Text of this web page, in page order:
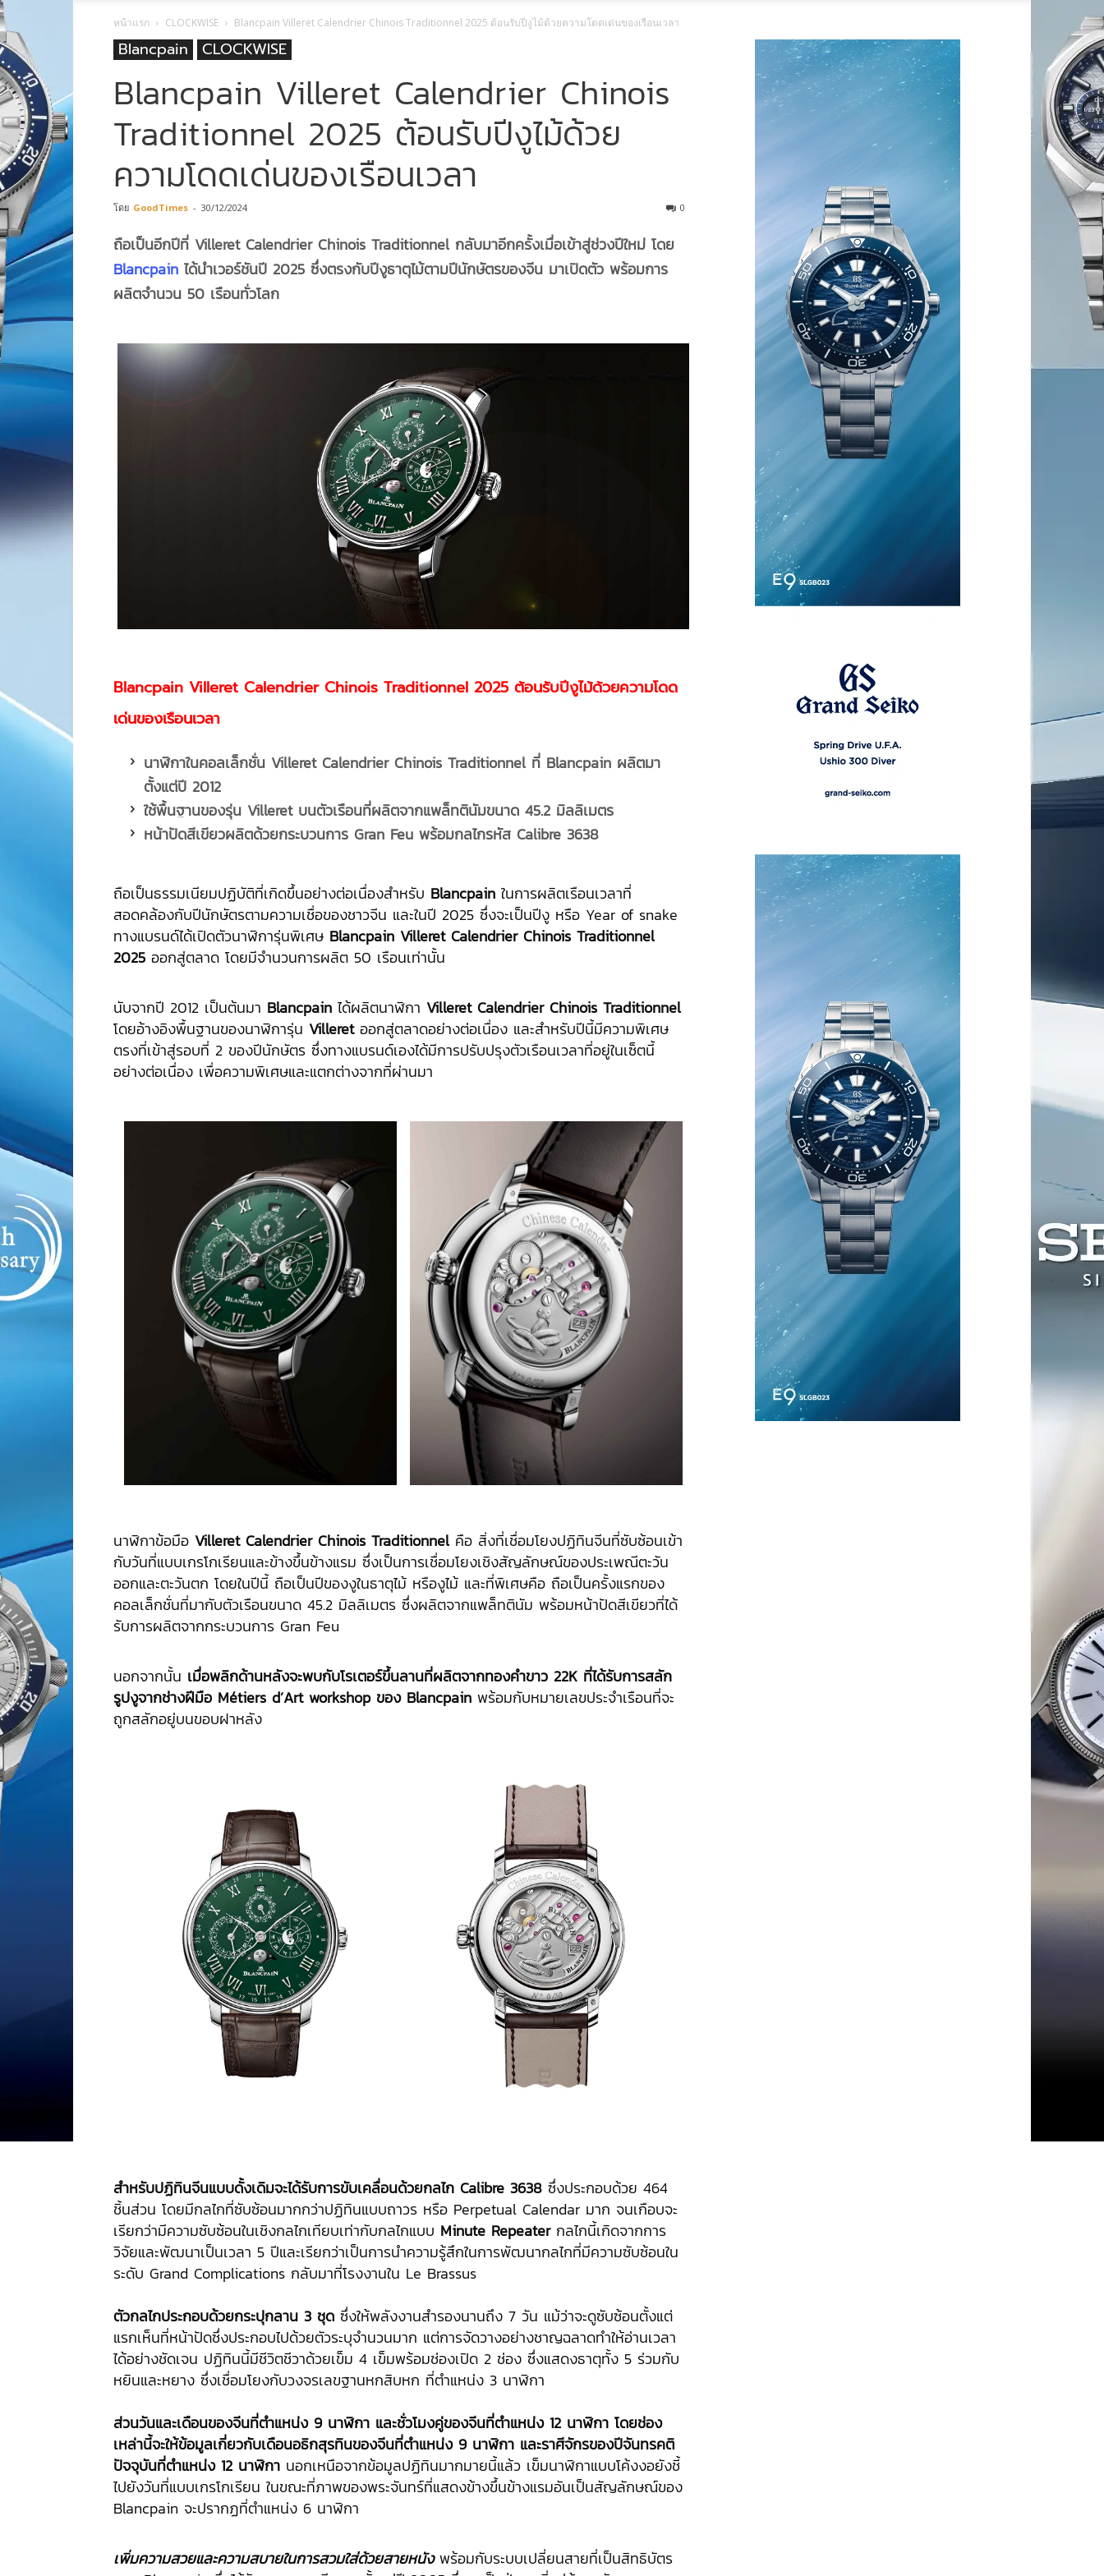
หน้าแรก CLOCKWISE Blancpain Villeret Calendrier Chinois Traditionnel 2025 ต้อนรับปีงูไม้ด้วยความโดดเด่นของเรือนเวลา
Blancpain CLOCKWISE
Blancpain Villeret Calendrier Chinois
Traditionnel 2025 ต้อนรับปีงูไม้ด้วย
ความโดดเด่นของเรือนเวลา
โดย GoodTimes - 30/12/2024 0
ถือเป็นอีกปีที่ Villeret Calendrier Chinois Traditionnel กลับมาอีกครั้งเมื่อเข้าสู่ช่วงปีใหม่ โดย
Blancpain ได้นำเวอร์ชันปี 2025 ซึ่งตรงกับปีงูธาตุไม้ตามปีนักษัตรของจีน มาเปิดตัว พร้อมการ
ผลิตจำนวน 50 เรือนทั่วโลก
Blancpain Villeret Calendrier Chinois Traditionnel 2025 ต้อนรับปีงูไม้ด้วยความโดด
เด่นของเรือนเวลา
นาฬิกาในคอลเล็กชั่น Villeret Calendrier Chinois Traditionnel ที่ Blancpain ผลิตมา
ตั้งแต่ปี 2012
ใช้พื้นฐานของรุ่น Villeret บนตัวเรือนที่ผลิตจากแพล็ทตินัมขนาด 45.2 มิลลิเมตร
หน้าปัดสีเขียวผลิตด้วยกระบวนการ Gran Feu พร้อมกลไกรหัส Calibre 3638
ถือเป็นธรรมเนียมปฏิบัติที่เกิดขึ้นอย่างต่อเนื่องสำหรับ Blancpain ในการผลิตเรือนเวลาที่
สอดคล้องกับปีนักษัตรตามความเชื่อของชาวจีน และในปี 2025 ซึ่งจะเป็นปีงู หรือ Year of snake
ทางแบรนด์ได้เปิดตัวนาฬิการุ่นพิเศษ Blancpain Villeret Calendrier Chinois Traditionnel
2025 ออกสู่ตลาด โดยมีจำนวนการผลิต 50 เรือนเท่านั้น
นับจากปี 2012 เป็นต้นมา Blancpain ได้ผลิตนาฬิกา Villeret Calendrier Chinois Traditionnel
โดยอ้างอิงพื้นฐานของนาฬิการุ่น Villeretออกสู่ตลาดอย่างต่อเนื่อง และสำหรับปีนี้มีความพิเศษ
ตรงที่เข้าสู่รอบที่ 2 ของปีนักษัตร ซึ่งทางแบรนด์เองได้มีการปรับปรุงตัวเรือนเวลาที่อยู่ในเซ็ตนี้
อย่างต่อเนื่อง เพื่อความพิเศษและแตกต่างจากที่ผ่านมา
นาฬิกาข้อมือ Villeret Calendrier Chinois Traditionnel คือ สิ่งที่เชื่อมโยงปฏิทินจีนที่ซับซ้อนเข้า
กับวันที่แบบเกรโกเรียนและข้างขึ้นข้างแรม ซึ่งเป็นการเชื่อมโยงเชิงสัญลักษณ์ของประเพณีตะวัน
ออกและตะวันตก โดยในปีนี้ ถือเป็นปีของงูในธาตุไม้ หรืองูไม้ และที่พิเศษคือ ถือเป็นครั้งแรกของ
คอลเล็กชั่นที่มากับตัวเรือนขนาด 45.2 มิลลิเมตร ซึ่งผลิตจากแพล็ทตินัม พร้อมหน้าปัดสีเขียวที่ได้
รับการผลิตจากกระบวนการ Gran Feu
นอกจากนั้น เมื่อพลิกด้านหลังจะพบกับโรเตอร์ขึ้นลานที่ผลิตจากทองคำขาว 22K ที่ได้รับการสลัก
รูปงูจากช่างฝีมือ Métiers d’Art workshop ของ Blancpain พร้อมกับหมายเลขประจำเรือนที่จะ
ถูกสลักอยู่บนขอบฝาหลัง
สำหรับปฏิทินจีนแบบดั้งเดิมจะได้รับการขับเคลื่อนด้วยกลไก Calibre 3638 ซึ่งประกอบด้วย 464
ชิ้นส่วน โดยมีกลไกที่ซับซ้อนมากกว่าปฏิทินแบบถาวร หรือ Perpetual Calendar มาก จนเกือบจะ
เรียกว่ามีความซับซ้อนในเชิงกลไกเทียบเท่ากับกลไกแบบ Minute Repeaterกลไกนี้เกิดจากการ
วิจัยและพัฒนาเป็นเวลา 5 ปีและเรียกว่าเป็นการนำความรู้สึกในการพัฒนากลไกที่มีความซับซ้อนใน
ระดับ Grand Complications กลับมาที่โรงงานใน Le Brassus
ตัวกลไกประกอบด้วยกระปุกลาน 3 ชุด ซึ่งให้พลังงานสำรองนานถึง 7 วัน แม้ว่าจะดูซับซ้อนตั้งแต่
แรกเห็นที่หน้าปัดซึ่งประกอบไปด้วยตัวระบุจำนวนมาก แต่การจัดวางอย่างชาญฉลาดทำให้อ่านเวลา
ได้อย่างชัดเจน ปฏิทินนี้มีชีวิตชีวาด้วยเข็ม 4 เข็มพร้อมช่องเปิด 2 ช่อง ซึ่งแสดงธาตุทั้ง 5 ร่วมกับ
หยินและหยาง ซึ่งเชื่อมโยงกับวงจรเลขฐานหกสิบหก ที่ตำแหน่ง 3 นาฬิกา
ส่วนวันและเดือนของจีนที่ตำแหน่ง 9 นาฬิกา และชั่วโมงคู่ของจีนที่ตำแหน่ง 12 นาฬิกา โดยช่อง
เหล่านี้จะให้ข้อมูลเกี่ยวกับเดือนอธิกสุรทินของจีนที่ตำแหน่ง 9 นาฬิกา และราศีจักรของปีจันทรคติ
ปัจจุบันที่ตำแหน่ง 12 นาฬิกา นอกเหนือจากข้อมูลปฏิทินมากมายนี้แล้ว เข็มนาฬิกาแบบโค้งงอยังชี้
ไปยังวันที่แบบเกรโกเรียน ในขณะที่ภาพของพระจันทร์ที่แสดงข้างขึ้นข้างแรมอันเป็นสัญลักษณ์ของ
Blancpain จะปรากฏที่ตำแหน่ง 6 นาฬิกา
เพิ่มความสวยและความสบายในการสวมใส่ด้วยสายหนังพร้อมกับระบบเปลี่ยนสายที่เป็นสิทธิบัตร